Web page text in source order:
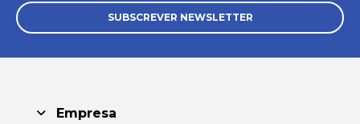
SUBSCREVER NEWSLETTER
Empresa